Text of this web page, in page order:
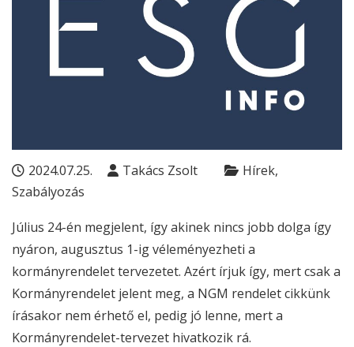
2024.07.25. Takács Zsolt
Hírek
Szabályozás
Július 24-én megjelent, így akinek nincs jobb dolga így
nyáron, augusztus 1-ig véleményezheti a
kormányrendelet tervezetet. Azért írjuk így, mert csak a
Kormányrendelet jelent meg, a NGM rendelet cikkünk
írásakor nem érhető el, pedig jó lenne, mert a
Kormányrendelet-tervezet hivatkozik rá.